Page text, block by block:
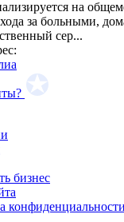
на
за больными,
сер...
бизнес
конфиденциальности